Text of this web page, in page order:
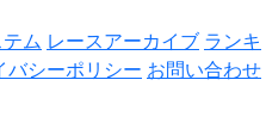
ム レースアーカイブ ランキ
バシーポリシー お問い合わせ